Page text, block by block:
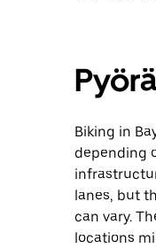
Biking in
depending
lanes, but
can vary.
locations